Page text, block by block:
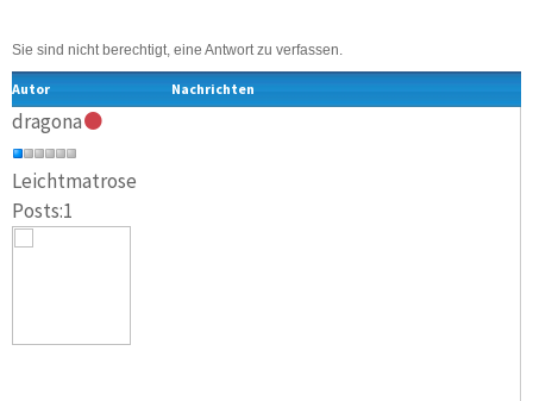
Sie sind nicht berechtigt, eine Antwort zu verfassen.
Autor Nachrichten
dragona
Leichtmatrose
Posts:1